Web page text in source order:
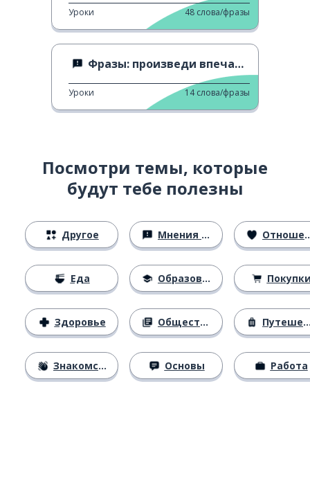
Уроки 48 слова/фразы
Фразы: произведи впечатление 1
Уроки 14 слова/фразы
Посмотри темы, которые
будут тебе полезны
Другое
Еда
Здоровье
Знакомство
Мнения и убеждения
Образование
Общество
Основы
Отношения
Путешествия
Работа